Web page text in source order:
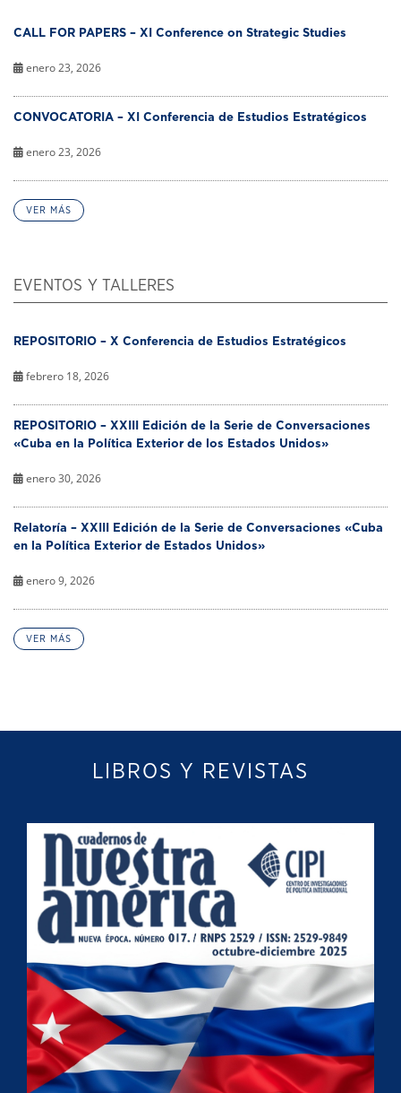
CALL FOR PAPERS – XI Conference on Strategic Studies
enero 23, 2026
CONVOCATORIA – XI Conferencia de Estudios Estratégicos
enero 23, 2026
VER MÁS
EVENTOS Y TALLERES
REPOSITORIO – X Conferencia de Estudios Estratégicos
febrero 18, 2026
REPOSITORIO – XXIII Edición de la Serie de Conversaciones
«Cuba en la Política Exterior de los Estados Unidos»
enero 30, 2026
Relatoría – XXIII Edición de la Serie de Conversaciones «Cuba
en la Política Exterior de Estados Unidos»
enero 9, 2026
VER MÁS
LIBROS Y REVISTAS